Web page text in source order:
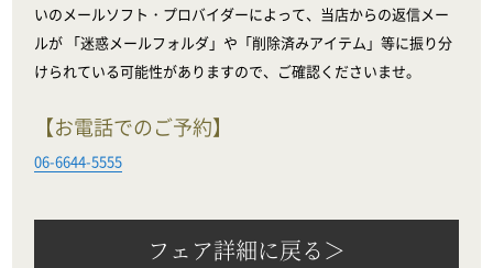
いのメールソフト・プロバイダーによって、当店からの返信メー
ルが 「迷惑メールフォルダ」や「削除済みアイテム」等に振り分
けられている可能性がありますので、ご確認くださいませ。
【お電話でのご予約】
06-6644-5555
フェア詳細に戻る＞